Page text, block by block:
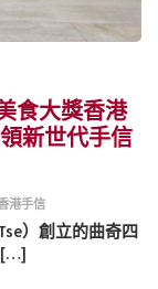
食大獎香港
新世代手信
港手信
）創立的曲奇四
[…]